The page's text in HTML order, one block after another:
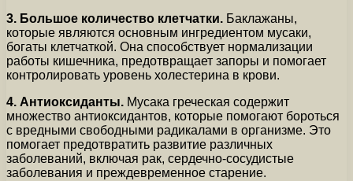
3. Большое количество клетчатки. Баклажаны,
которые являются основным ингредиентом мусаки,
богаты клетчаткой. Она способствует нормализации
работы кишечника, предотвращает запоры и помогает
контролировать уровень холестерина в крови.
4. Антиоксиданты. Мусака греческая содержит
множество антиоксидантов, которые помогают бороться
с вредными свободными радикалами в организме. Это
помогает предотвратить развитие различных
заболеваний, включая рак, сердечно-сосудистые
заболевания и преждевременное старение.